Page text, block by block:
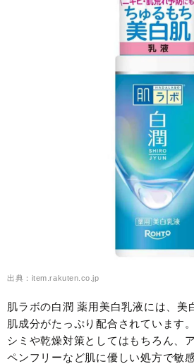
出典：item.rakuten.co.jp
肌ラボの白潤 薬用美白乳液には、美
肌成分がたっぷり配合されています。
シミや乾燥対策としてはもちろん、
ペンフリーなど肌に優しい処方で敏